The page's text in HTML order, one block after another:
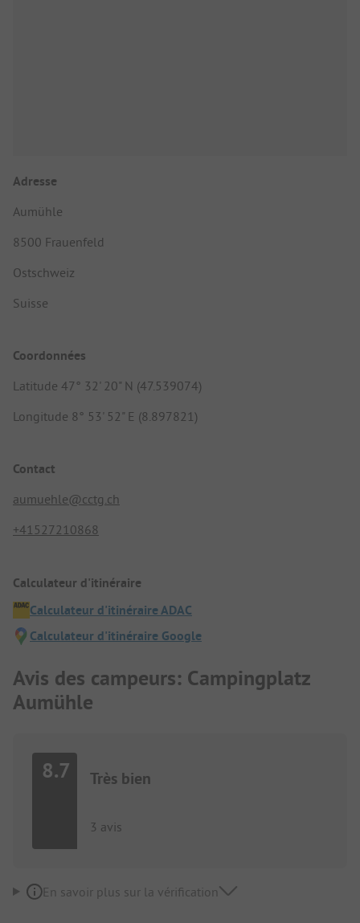
Adresse
Aumühle
8500 Frauenfeld
Ostschweiz
Suisse
Coordonnées
Latitude 47° 32' 20" N (47.539074)
Longitude 8° 53' 52" E (8.897821)
Contact
aumuehle@cctg.ch
+41527210868
Calculateur d'itinéraire
Calculateur d'itinéraire ADAC
Calculateur d'itinéraire Google
Avis des campeurs: Campingplatz
Aumühle
8.7 Très bien
3 avis
En savoir plus sur la vérification